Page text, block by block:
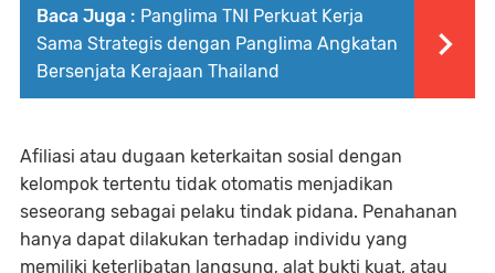
Baca Juga : Panglima TNI Perkuat Kerja
Sama Strategis dengan Panglima Angkatan
Bersenjata Kerajaan Thailand
Afiliasi atau dugaan keterkaitan sosial dengan
kelompok tertentu tidak otomatis menjadikan
seseorang sebagai pelaku tindak pidana. Penahanan
hanya dapat dilakukan terhadap individu yang
memiliki keterlibatan langsung, alat bukti kuat, atau